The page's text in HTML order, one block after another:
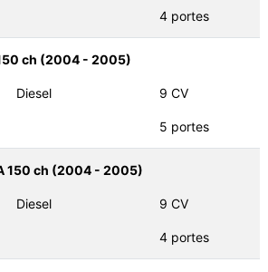
4 portes
ch (2004 - 2005)
Diesel 9 CV
5 portes
150 ch (2004 - 2005)
Diesel 9 CV
4 portes